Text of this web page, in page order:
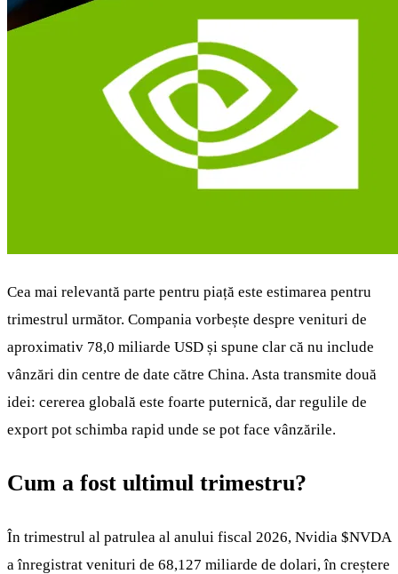
Cea mai relevantă parte pentru piață este estimarea pentru
trimestrul următor. Compania vorbește despre venituri de
aproximativ 78,0 miliarde USD și spune clar că nu include
vânzări din centre de date către China. Asta transmite două
idei: cererea globală este foarte puternică, dar regulile de
export pot schimba rapid unde se pot face vânzările.
Cum a fost ultimul trimestru?
În trimestrul al patrulea al anului fiscal 2026, Nvidia $NVDA
a înregistrat venituri de 68,127 miliarde de dolari, în creștere